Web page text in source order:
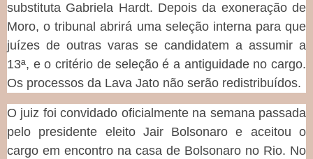
substituta Gabriela Hardt. Depois da exoneração de
Moro, o tribunal abrirá uma seleção interna para que
juízes de outras varas se candidatem a assumir a
13ª, e o critério de seleção é a antiguidade no cargo.
Os processos da Lava Jato não serão redistribuídos.
O juiz foi convidado oficialmente na semana passada
pelo presidente eleito Jair Bolsonaro e aceitou o
cargo em encontro na casa de Bolsonaro no Rio. No